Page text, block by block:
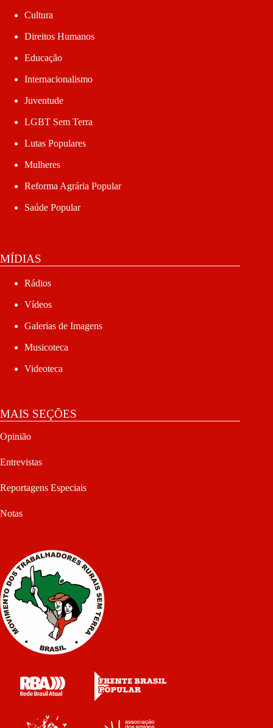
Cultura
Direitos Humanos
Educação
Internacionalismo
Juventude
LGBT Sem Terra
Lutas Populares
Mulheres
Reforma Agrária Popular
Saúde Popular
MÍDIAS
Rádios
Vídeos
Galerias de Imagens
Musicoteca
Videoteca
MAIS SEÇÕES
Opinião
Entrevistas
Reportagens Especiais
Notas